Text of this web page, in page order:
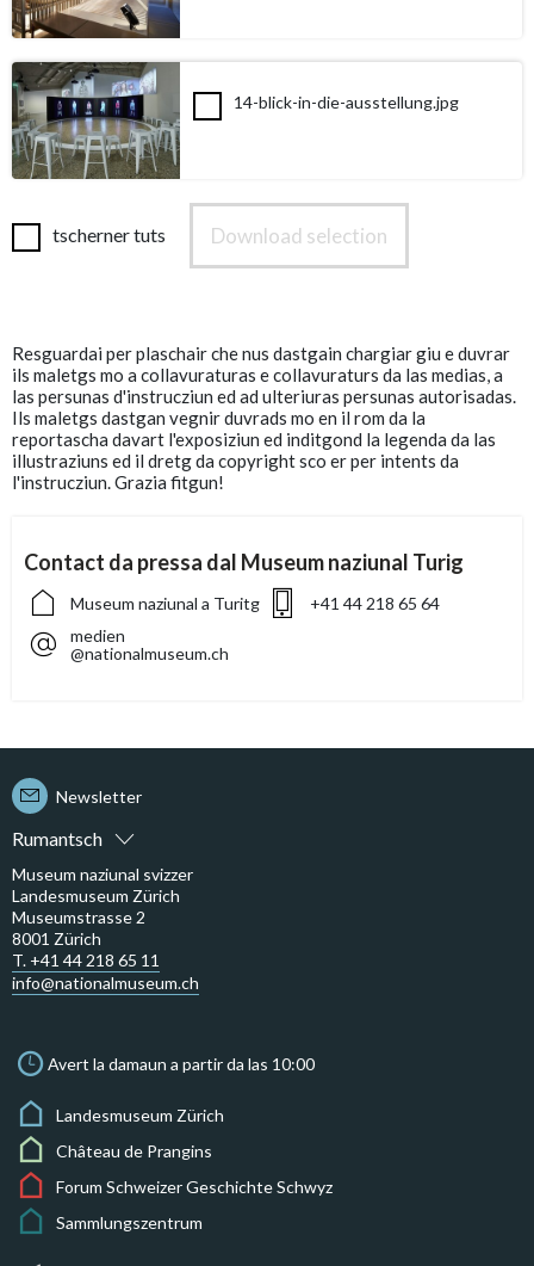
14-blick-in-die-ausstellung.jpg
tscherner tuts Download selection
Resguardai per plaschair che nus dastgain chargiar giu e duvrar
ils maletgs mo a collavuraturas e collavuraturs da las medias, a
las persunas d'instrucziun ed ad ulteriuras persunas autorisadas.
Ils maletgs dastgan vegnir duvrads mo en il rom da la
reportascha davart l'exposiziun ed inditgond la legenda da las
illustraziuns ed il dretg da copyright sco er per intents da
l'instrucziun. Grazia fitgun!
Contact da pressa dal Museum naziunal Turig
Museum naziunal a Turitg
+41 44 218 65 64
medien
@nationalmuseum.ch
Rumantsch
Newsletter
Museum naziunal svizzer
Landesmuseum Zürich
Museumstrasse 2
8001 Zürich
T. +41 44 218 65 11
info@nationalmuseum.ch
Avert la damaun a partir da las 10:00
Landesmuseum Zürich
Château de Prangins
Forum Schweizer Geschichte Schwyz
Sammlungszentrum